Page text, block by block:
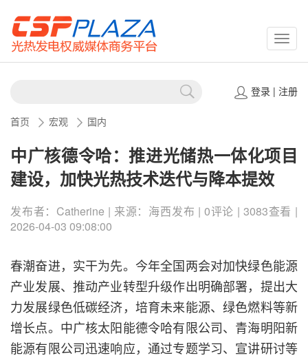
登录| 注册
首页 宏观 国内
中广核德令哈：推进光储热一体化项目
建设，加快光热技术迭代与降本提效
发布者：Catherine | 来源：海西发布 | 0评论 | 3083查看 |
2026-04-03 09:08:00
春潮奋进，实干为先。今年全国两会对加快绿色能源
产业发展、推动产业转型升级作出明确部署，提出大
力发展绿色低碳经济，培育未来能源、绿色燃料等新
增长点。中广核太阳能德令哈有限公司、青海明阳新
能源有限公司迅速响应，通过专题学习、宣讲研讨等